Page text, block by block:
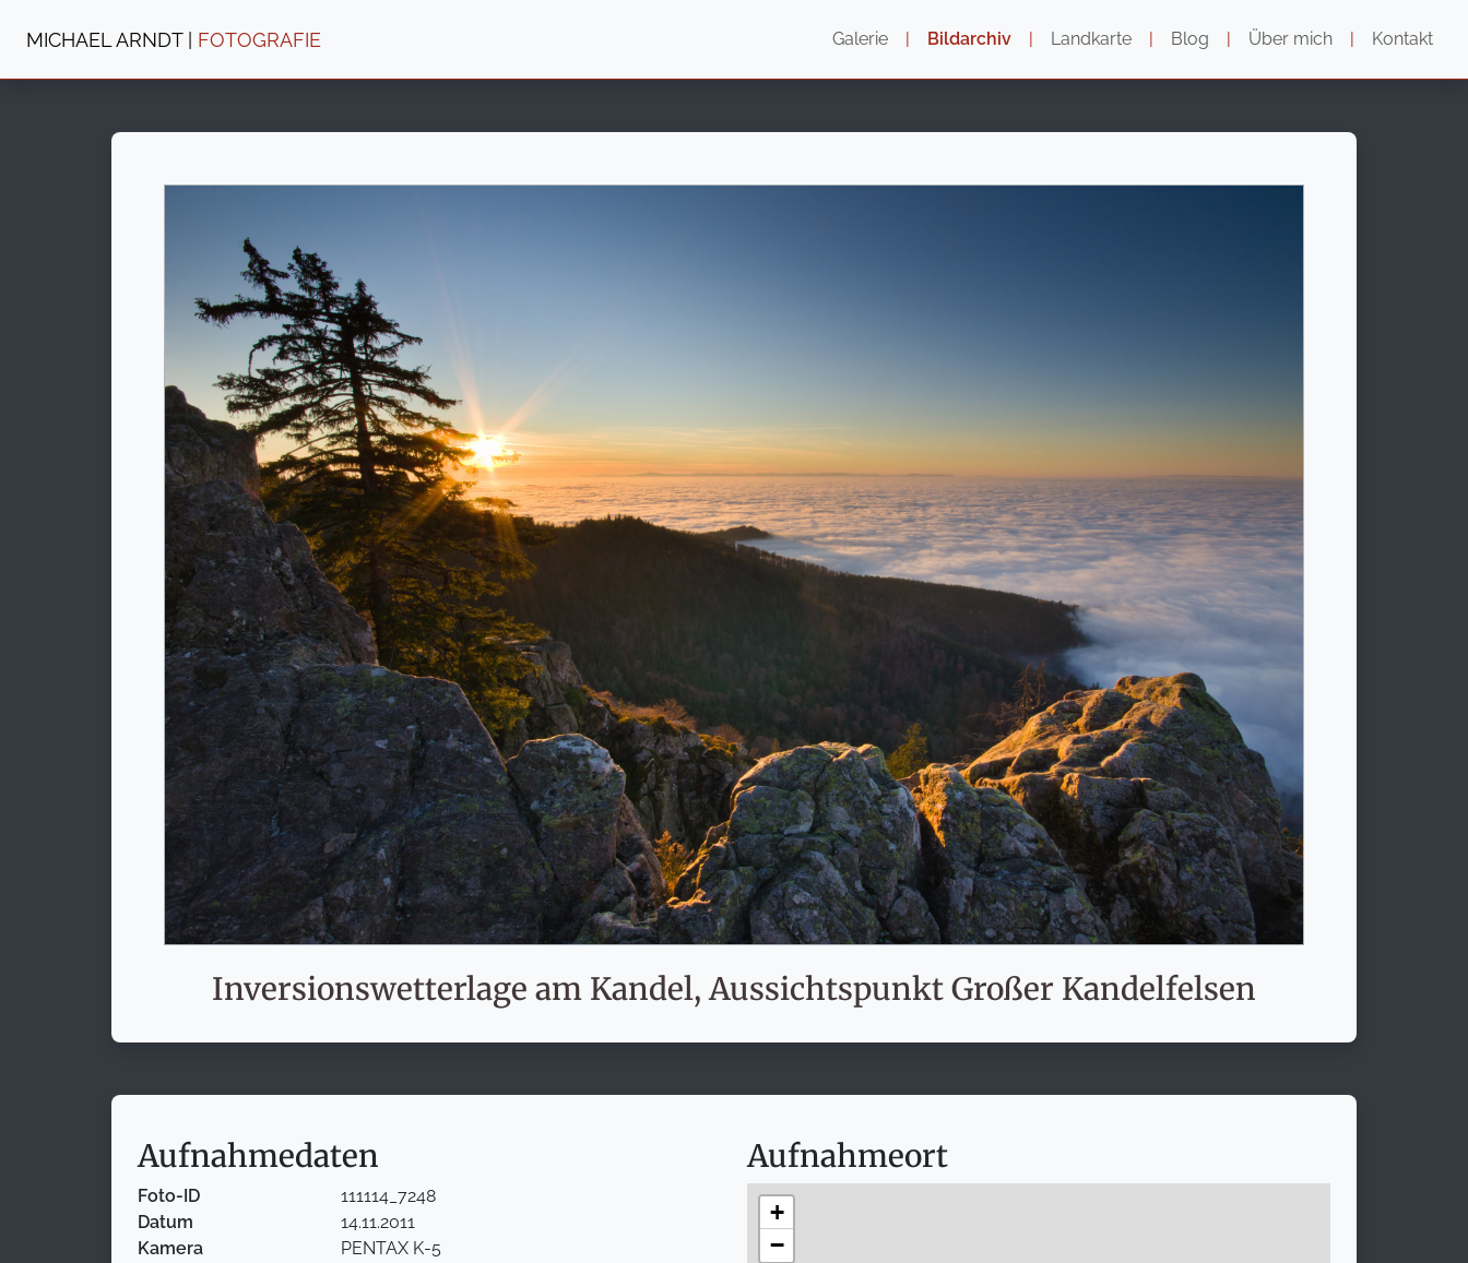
MICHAEL ARNDT | FOTOGRAFIE Galerie | Bildarchiv | Landkarte | Blog | Über mich | Kontakt
Inversionswetterlage am Kandel, Aussichtspunkt Großer Kandelfelsen
Aufnahmedaten
Foto-ID
111114_7248
Datum
14.11.2011
Kamera
PENTAX K-5
Aufnahmeort
+
−